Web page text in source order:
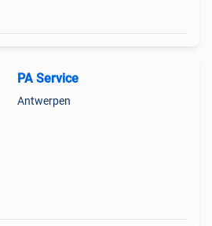
PA Service
Antwerpen